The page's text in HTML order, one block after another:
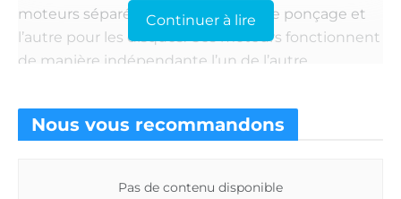
moteurs séparés, l’un pour la tête de ponçage et
l’autre pour les disques. Ces moteurs fonctionnent
de manière indépendante l’un de l’autre.
40 % de productivité
supplémentaire
La tête et les disques tournent, au choix, en sens
Continuer à lire
Nous vous recommandons
Pas de contenu disponible